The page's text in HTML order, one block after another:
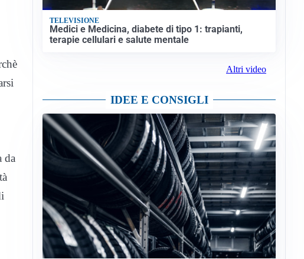
da
TELEVISIONE
Medici e Medicina, diabete di tipo 1: trapianti,
terapie cellulari e salute mentale
Altri video
IDEE E CONSIGLI